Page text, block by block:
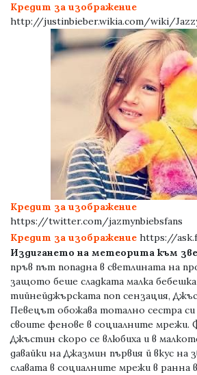
Кредит за изображение
http://justinbieber.wikia.com/wiki/
Кредит за изображение
https://twitter.com/jazmynbiebsfans
Кредит за изображение https://
Издигането на метеорита към
пръв път попадна в светлината на
защото беше сладката малка
тийнейджърската поп сензация,
Певецът обожава тотално сестра си
своите фенове в социалните мрежи.
Джъстин скоро се влюбиха и в
давайки на Джазмин първия й вкус на
славата в социалните мрежи в ранна